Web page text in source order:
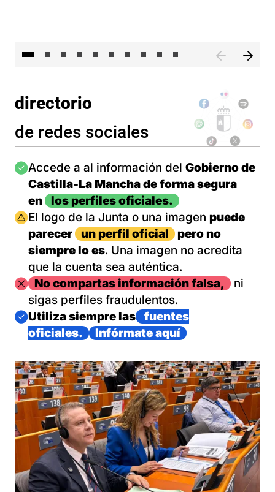
directorio
de redes sociales
Imagen
Accede a al información del Gobierno de
Castilla-La Mancha de forma segura
en
los perfiles oficiales.
Imagen
El logo de la Junta o una imagen puede
parecer
un perfil oficial
pero no
siempre lo es. Una imagen no acredita
que la cuenta sea auténtica.
ImagenNo compartas información falsa,
ni
sigas perfiles fraudulentos.
Imagen
Utiliza siempre las
fuentes
oficiales.
Infórmate aquí